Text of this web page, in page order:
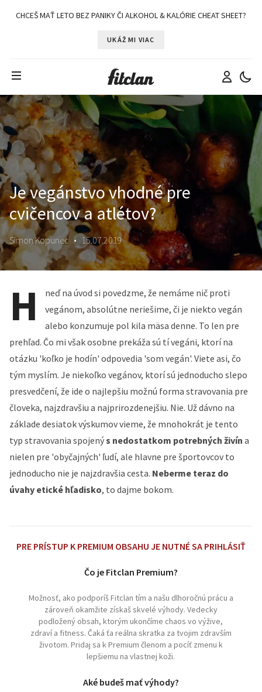
CHCEŠ MAŤ LETO BEZ PANIKY ČI ALKOHOL & KALÓRIE CHEAT SHEET?
UKÁŽ MI VIAC
Je vegánstvo vhodné pre
cvičencov a atlétov?
Simon Kopunec • 15.07.2019
H
neď na úvod si povedzme, že nemáme nič proti
vegánom, absolútne neriešime, či je niekto vegán
alebo konzumuje pol kila mäsa denne. To len pre
prehľad. Čo mi však osobne prekáža sú tí vegáni, ktorí na
otázku 'koľko je hodín' odpovedia 'som vegán'. Viete asi, čo
tým myslím. Je niekoľko vegánov, ktorí sú jednoducho slepo
presvedčení, že ide o najlepšiu možnú forma stravovania pre
človeka, najzdravšiu a najprirozdenejšiu. Nie. Už dávno na
základe desiatok výskumov vieme, že mnohokrát je tento
typ stravovania spojenýs nedostatkom potrebných živín a
nielen pre 'obyčajných' ľudí, ale hlavne pre športovcov to
jednoducho nie je najzdravšia cesta. Neberme teraz do
úvahy etické hľadisko, to dajme bokom.
PRE PRÍSTUP K PREMIUM OBSAHU JE NUTNÉ SA PRIHLÁSIŤ
Čo je Fitclan Premium?
Možnosť, ako podporíš Fitclan tím a našu dlhoročnú prácu a
zároveň okamžite získaš skvelé výhody. Vedecky
podložený obsah, ktorým ukončíme chaos vo výžive,
zdraví a fitness. Čaká ťa reálna skratka za tvojim zdravším
životom. Pridaj sa k Premium členom a pocíť zmenu k
lepšiemu na vlastnej koži.
Aké budeš mať výhody?